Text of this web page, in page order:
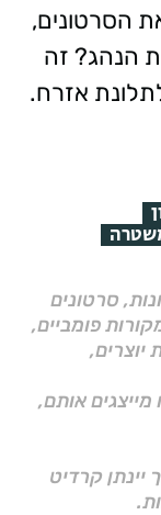
הסרטונים,
הנהג? זה
אזרח.
סרטונים
פומביים,
זכויות יוצרים,
אותם,
יינתן קרדיט